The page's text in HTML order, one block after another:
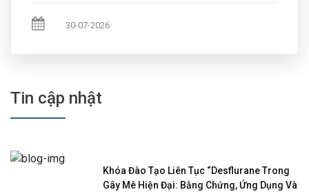
30-07-2026
Tin cập nhật
Khóa Đào Tạo Liên Tục “Desflurane Trong
Gây Mê Hiện Đại: Bằng Chứng, Ứng Dụng Và